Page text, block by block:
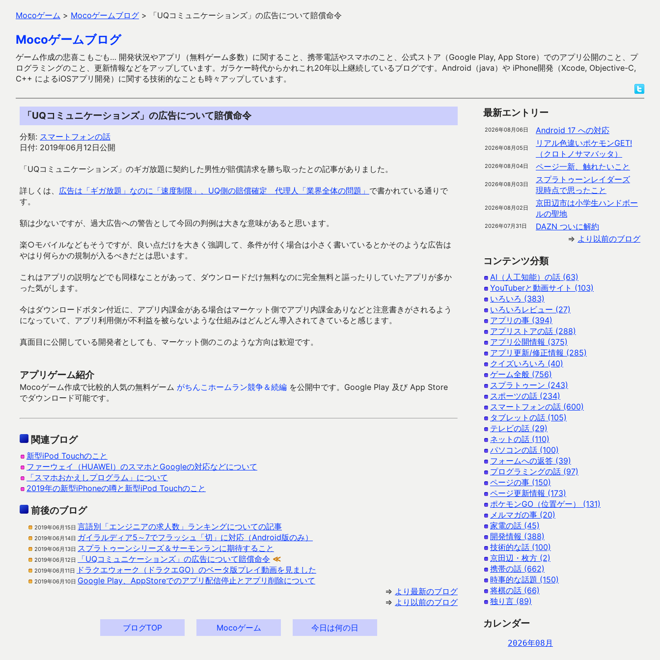
Mocoゲーム > Mocoゲームブログ > 「UQコミュニケーションズ」の広告について賠償命令
Mocoゲームブログ
ゲーム作成の悲喜こもごも… 開発状況やアプリ（無料ゲーム多数）に関すること、携帯電話やスマホのこと、公式ストア（Google Play, App Store）でのアプリ公開のこと、プ
ログラミングのこと、更新情報などをアップしています。ガラケー時代からかれこれ20年以上継続しているブログです。Android（java）や iPhone開発（Xcode, Objective-C,
C++ によるiOSアプリ開発）に関する技術的なことも時々アップしています。
「UQコミュニケーションズ」の広告について賠償命令
分類: スマートフォンの話
日付: 2019年06月12日公開
「UQコミュニケーションズ」のギガ放題に契約した男性が賠償請求を勝ち取ったとの記事がありました。
詳しくは、 広告は「ギガ放題」なのに「速度制限」、UQ側の賠償確定 代理人「業界全体の問題」 で書かれている通りで
す。
額は少ないですが、過大広告への警告として今回の判例は大きな意味があると思います。
楽○モバイルなどもそうですが、良い点だけを大きく強調して、条件が付く場合は小さく書いているとかそのような広告は
やはり何らかの規制が入るべきだとは思います。
これはアプリの説明などでも同様なことがあって、ダウンロードだけ無料なのに完全無料と謳ったりしていたアプリが多か
った気がします。
今はダウンロードボタン付近に、アプリ内課金がある場合はマーケット側でアプリ内課金ありなどと注意書きがされるよう
になっていて、アプリ利用側が不利益を被らないような仕組みはどんどん導入されてきていると感じます。
真面目に公開している開発者としても、マーケット側のこのような方向は歓迎です。
アプリゲーム紹介
Mocoゲーム作成で比較的人気の無料ゲーム がちんこホームラン競争＆続編 を公開中です。Google Play 及び App Store
でダウンロード可能です。
関連ブログ
新型iPod Touchのこと
ファーウェイ（HUAWEI）のスマホとGoogleの対応などについて
「スマホおかえしプログラム」について
2019年の新型iPhoneの噂と新型iPod Touchのこと
前後のブログ
2019年06月15日 言語別「エンジニアの求人数」ランキングについての記事
2019年06月14日 ガイラルディア5～7でフラッシュ「切」に対応（Android版のみ）
2019年06月13日 スプラトゥーンシリーズ＆サーモンランに期待すること
2019年06月12日 「UQコミュニケーションズ」の広告について賠償命令 ≪
2019年06月11日 ドラクエウォーク（ドラクエGO）のベータ版プレイ動画を見ました
2019年06月10日 Google Play、AppStoreでのアプリ配信停止とアプリ削除について
⇒ より最新のブログ
⇒ より以前のブログ
ブログTOP Mocoゲーム 今日は何の日
最新エントリー
2026年08月06日 Android 17 への対応
2026年08月05日
リアル色違いポケモンGET!
（クロトノサマバッタ）
2026年08月04日 ページ一新、触れたいこと
2026年08月03日
スプラトゥーンレイダーズ
現時点で思ったこと
2026年08月02日
京田辺市は小学生ハンドボー
ルの聖地
2026年07月31日
DAZN ついに解約
⇒ より以前のブログ
コンテンツ分類
AI（人工知能）の話 (63)
YouTuberと動画サイト (103)
いろいろ (383)
いろいろレビュー (27)
アプリの事 (394)
アプリストアの話 (288)
アプリ公開情報 (375)
アプリ更新/修正情報 (285)
クイズいろいろ (40)
ゲーム全般 (756)
スプラトゥーン (243)
スポーツの話 (234)
スマートフォンの話 (600)
タブレットの話 (105)
テレビの話 (29)
ネットの話 (110)
パソコンの話 (100)
フォームへの返答 (39)
プログラミングの話 (97)
ページの事 (150)
ページ更新情報 (173)
ポケモンGO（位置ゲー） (131)
メルマガの事 (20)
家電の話 (45)
開発情報 (388)
技術的な話 (100)
京田辺・枚方 (2)
携帯の話 (662)
時事的な話題 (150)
将棋の話 (66)
独り言 (89)
カレンダー
2026年08月